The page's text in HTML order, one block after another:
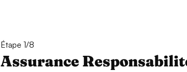
Étape 1/8
Assurance